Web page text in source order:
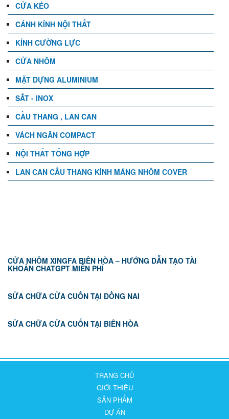
CỬA KÉO
CÁNH KÍNH NỘI THẤT
KÍNH CƯỜNG LỰC
CỬA NHÔM
MẶT DỰNG ALUMINIUM
SẮT - INOX
CẦU THANG , LAN CAN
VÁCH NGĂN COMPACT
NỘI THẤT TỔNG HỢP
LAN CAN CẦU THANG KÍNH MÁNG NHÔM COVER
CỬA NHÔM XINGFA BIÊN HÒA – HƯỚNG DẪN TẠO TÀI
KHOẢN CHATGPT MIỄN PHÍ
SỬA CHỮA CỬA CUỐN TẠI ĐỒNG NAI
SỬA CHỮA CỬA CUỐN TẠI BIÊN HÒA
TRANG CHỦ
GIỚI THIỆU
SẢN PHẨM
DỰ ÁN